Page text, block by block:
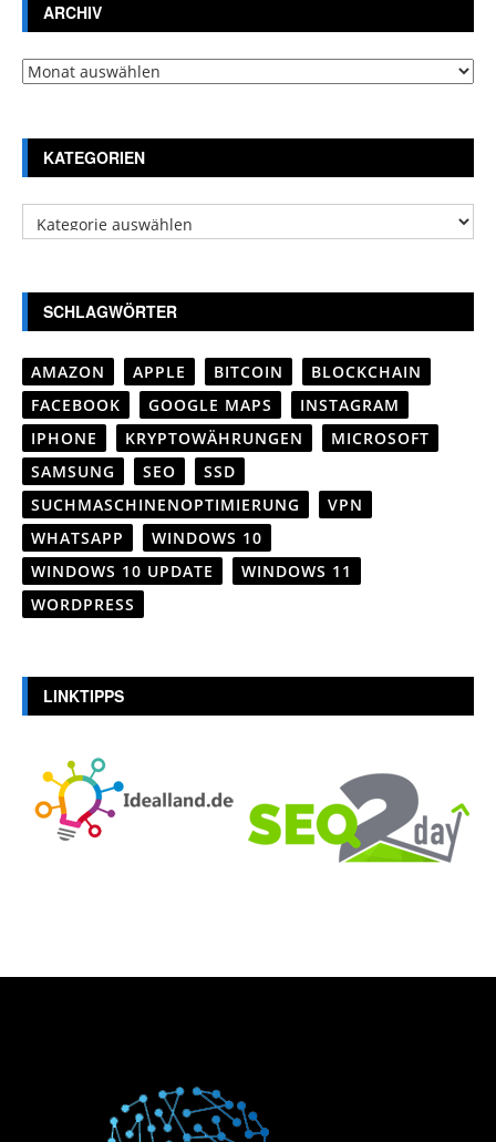
ARCHIV
Archiv
KATEGORIEN
Kategorien
SCHLAGWÖRTER
AMAZON APPLE BITCOIN
BLOCKCHAIN
FACEBOOK
GOOGLE MAPS
INSTAGRAM
IPHONE
KRYPTOWÄHRUNGEN
MICROSOFT
SAMSUNG
SEO
SSD
SUCHMASCHINENOPTIMIERUNG
VPN
WHATSAPP
WINDOWS 10
WINDOWS 10 UPDATE
WINDOWS 11
WORDPRESS
LINKTIPPS